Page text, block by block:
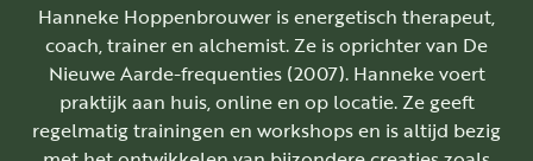
Hanneke Hoppenbrouwer is energetisch therapeut,
coach, trainer en alchemist. Ze is oprichter van De
Nieuwe Aarde-frequenties (2007). Hanneke voert
praktijk aan huis, online en op locatie. Ze geeft
regelmatig trainingen en workshops en is altijd bezig